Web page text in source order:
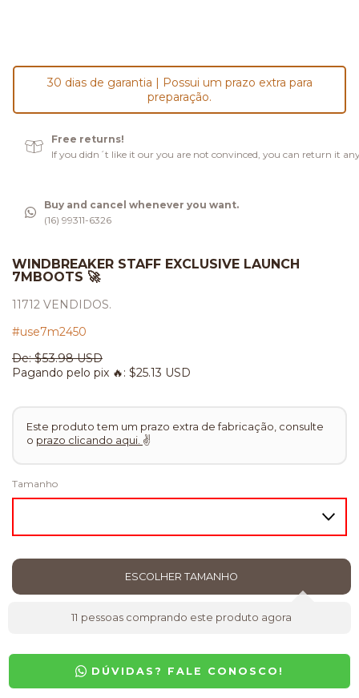
30 dias de garantia | Possui um prazo extra para
preparação.
Free returns!
If you didn´t like it our you are not convinced, you can return it
Buy and cancel whenever you want.
(16) 99311-6326
WINDBREAKER STAFF EXCLUSIVE LAUNCH
7MBOOTS 🚀
11712 VENDIDOS.
#use7m2450
De:$53.98 USD
Pagando pelo pix 🔥: $25.13 USD
Este produto tem um prazo extra de fabricação, consulte
o prazo clicando aqui. ✌
Tamanho
11 pessoas comprando este produto agora
DÚVIDAS? FALE CONOSCO!